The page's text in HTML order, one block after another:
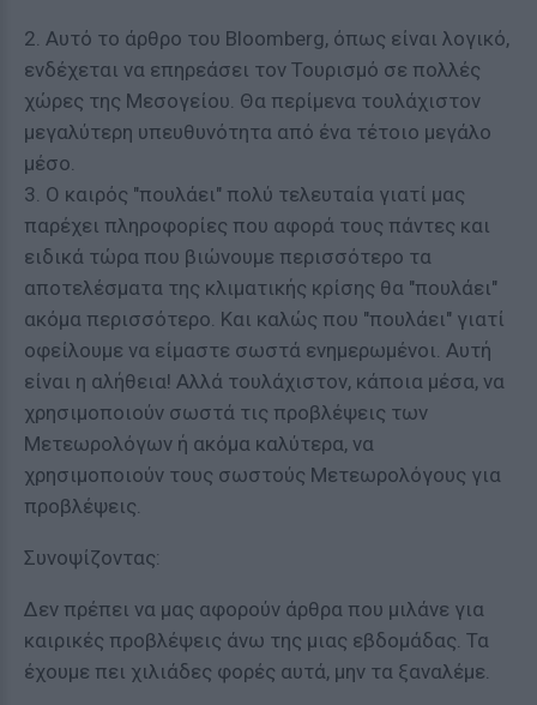
2. Αυτό το άρθρο του Bloomberg, όπως είναι λογικό,
ενδέχεται να επηρεάσει τον Τουρισμό σε πολλές
χώρες της Μεσογείου. Θα περίμενα τουλάχιστον
μεγαλύτερη υπευθυνότητα από ένα τέτοιο μεγάλο
μέσο.
3. Ο καιρός "πουλάει" πολύ τελευταία γιατί μας
παρέχει πληροφορίες που αφορά τους πάντες και
ειδικά τώρα που βιώνουμε περισσότερο τα
αποτελέσματα της κλιματικής κρίσης θα "πουλάει"
ακόμα περισσότερο. Και καλώς που "πουλάει" γιατί
οφείλουμε να είμαστε σωστά ενημερωμένοι. Αυτή
είναι η αλήθεια! Αλλά τουλάχιστον, κάποια μέσα, να
χρησιμοποιούν σωστά τις προβλέψεις των
Μετεωρολόγων ή ακόμα καλύτερα, να
χρησιμοποιούν τους σωστούς Μετεωρολόγους για
προβλέψεις.
Συνοψίζοντας:
Δεν πρέπει να μας αφορούν άρθρα που μιλάνε για
καιρικές προβλέψεις άνω της μιας εβδομάδας. Τα
έχουμε πει χιλιάδες φορές αυτά, μην τα ξαναλέμε.